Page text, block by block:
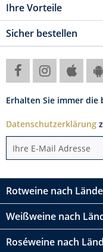
Ihre Vorteile
Sicher bestellen
Erhalten Sie immer die
Datenschutzerklärung
Rotweine nach
Weißweine nach
Roséweine nach